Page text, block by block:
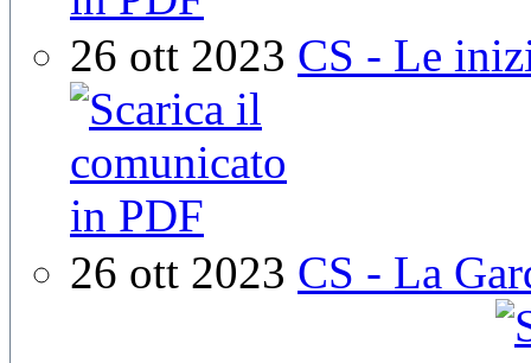
26 ott 2023 CS - Le
26 ott 2023 CS - La